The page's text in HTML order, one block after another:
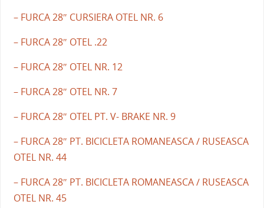
– FURCA 28″ CURSIERA OTEL NR. 6
– FURCA 28″ OTEL .22
– FURCA 28″ OTEL NR. 12
– FURCA 28″ OTEL NR. 7
– FURCA 28″ OTEL PT. V- BRAKE NR. 9
– FURCA 28″ PT. BICICLETA ROMANEASCA / RUSEASCA
OTEL NR. 44
– FURCA 28″ PT. BICICLETA ROMANEASCA / RUSEASCA
OTEL NR. 45